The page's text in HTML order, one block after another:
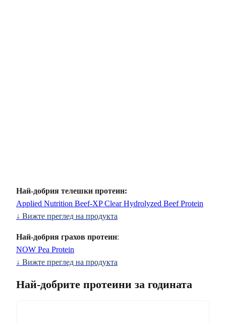
Най-добрия телешки протеин:
Applied Nutrition Beef-XP Clear Hydrolyzed Beef Protein
↓ Вижте преглед на продукта
Най-добрия грахов протеин:
NOW Pea Protein
↓ Вижте преглед на продукта
Най-добрите протеини за годината